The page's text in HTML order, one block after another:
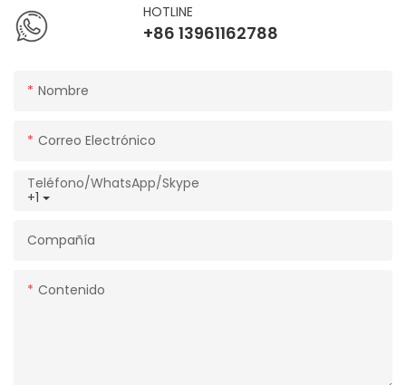
HOTLINE
+86 13961162788
Nombre
Correo Electrónico
+1
Teléfono/WhatsApp/Skype
Compañía
Contenido